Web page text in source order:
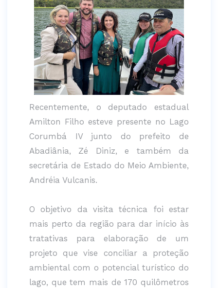
Recentemente, o deputado estadual
Amilton Filho esteve presente no Lago
Corumbá IV junto do prefeito de
Abadiânia, Zé Diniz, e também da
secretária de Estado do Meio Ambiente,
Andréia Vulcanis.
O objetivo da visita técnica foi estar
mais perto da região para dar início às
tratativas para elaboração de um
projeto que vise conciliar a proteção
ambiental com o potencial turístico do
lago, que tem mais de 170 quilômetros